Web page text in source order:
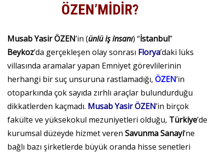
ÖZEN’MİDİR?
Musab Yasir ÖZEN’in (ünlü iş insanı) “İstanbul”
Beykoz’da gerçekleşen olay sonrası Florya’daki lüks
villasında aramalar yapan Emniyet görevlilerinin
herhangi bir suç unsuruna rastlamadığı, ÖZEN’in
otoparkında çok sayıda zırhlı araçlar bulundurduğu
dikkatlerden kaçmadı. Musab Yasir ÖZEN’in birçok
fakülte ve yüksekokul mezuniyetleri olduğu, Türkiye’de
kurumsal düzeyde hizmet veren Savunma Sanayi’ne
bağlı bazı şirketlerde büyük oranda hisse senetleri